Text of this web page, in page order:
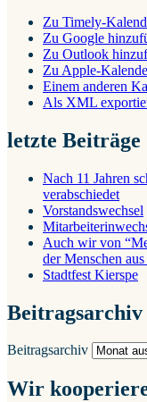
Zu Timely-
Zu Google
Zu Outlook
Zu Apple-
Einem anderen
Als XML
letzte Beiträge
Nach 11 Jahren
verabschiedet
Vorstandswechsel
Auch wir von
der Menschen
Stadtfest Kierspe
Beitragsarchiv
Beitragsarchiv
Wir